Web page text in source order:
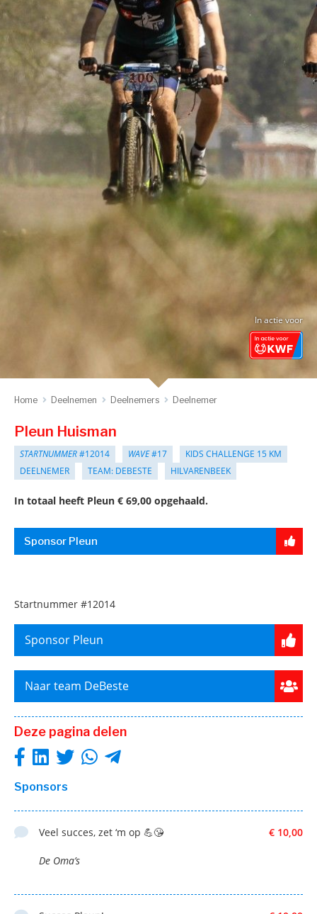
In actie voor
Home Deelnemen Deelnemers Deelnemer
Pleun Huisman
STARTNUMMER#12014 WAVE#17
KIDS CHALLENGE 15 KM
DEELNEMER
TEAM: DEBESTE HILVARENBEEK
In totaal heeft Pleun € 69,00 opgehaald.
Sponsor Pleun
Startnummer #12014
Sponsor Pleun
Naar team DeBeste
Deze pagina delen
Sponsors
€ 10,00
Veel succes, zet ‘m op 💪😘
De Oma’s